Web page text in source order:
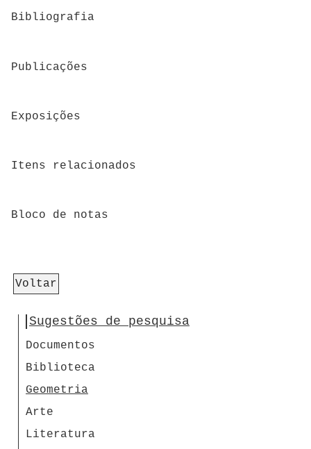
Bibliografia
Publicações
Exposições
Itens relacionados
Bloco de notas
Voltar
Sugestões de pesquisa
Documentos
Biblioteca
Geometria
Arte
Literatura